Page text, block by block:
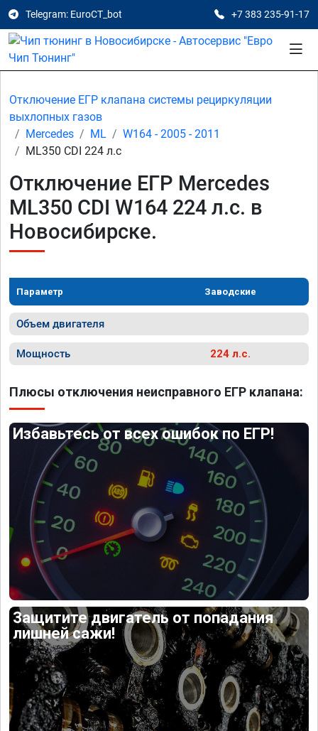
Telegram: EuroCT_bot +7 383 235-91-17
Отключение ЕГР клапана системы рециркуляции
выхлопных газов
Mercedes
ML
W164 - 2005 - 2011
ML350 CDI 224 л.с
Отключение ЕГР Mercedes
ML350 CDI W164 224 л.с. в
Новосибирске.
Параметр Заводские
Объем двигателя
Мощность 224 л.с.
Плюсы отключения неисправного ЕГР клапана:
Избавьтесь от всех ошибок по ЕГР!
Защитите двигатель от попадания
лишней сажи!